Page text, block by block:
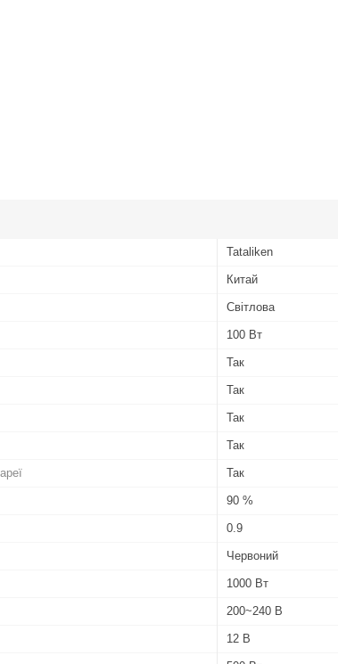
Tataliken
Китай
Світлова
100 Вт
Так
Так
Так
Так
Так
90 %
0.9
Червоний
1000 Вт
200~240 В
12 В